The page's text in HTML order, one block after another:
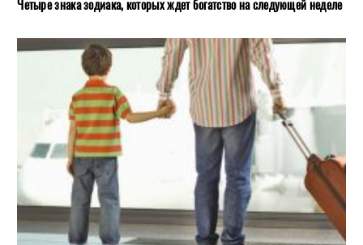
Четыре знака зодиака, которых ждет богатство на следующей неделе